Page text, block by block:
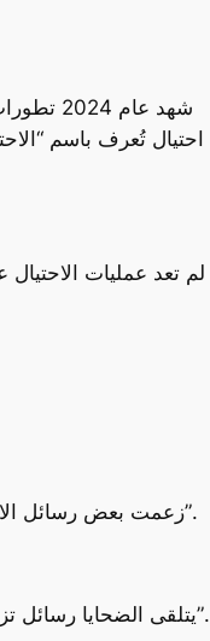
احتيال تُعرف باسم
لم تعد عمليات
– زعمت بعض رسائل الاحتيال أنها صادرة عن جماعة “المتنورين”، وتُقدم وعودًا للضحايا بمكانة اجتماعية مرموقة وثروات ضخمة مقابل دفع رسوم “عضوية”.
– يتلقى الضحايا رسائل تزعم أنهم فازوا بجائزة كبرى، ويُطلب منهم إرسال بياناتهم الشخصية، مثل الاسم ورقم الهاتف والعنوان، لدفع رسوم “استلام الجائزة”.